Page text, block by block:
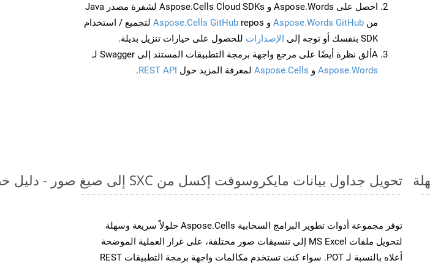
احصل على Aspose.Words و Aspose.Cells Cloud SDKs لشفرة مصدر Java
من Aspose.Words GitHub و Aspose.Cells GitHub repos لتجميع / استخدام
SDK بنفسك أو توجه إلى
الإصدارات للحصول على خيارات تنزيل بديلة.
Aألق نظرة أيضًا على مرجع واجهة برمجة التطبيقات المستند إلى Swagger لـ
Aspose.Words و Aspose.Cells لمعرفة المزيد حول REST API
.
تحويل جداول بيانات مايكروسوفت إكسل من SXC إلى صيغ صور - دليل خطوة بخطوة
توفر مجموعة أدوات تطوير البرامج السحابية Aspose.Cells حلولاً سريعة وسهلة
لتحويل ملفات MS Excel إلى تنسيقات صور مختلفة، على غرار العملية الموضحة
أعلاه بالنسبة لـ POT. سواء كنت تستخدم مكالمات واجهة برمجة التطبيقات REST